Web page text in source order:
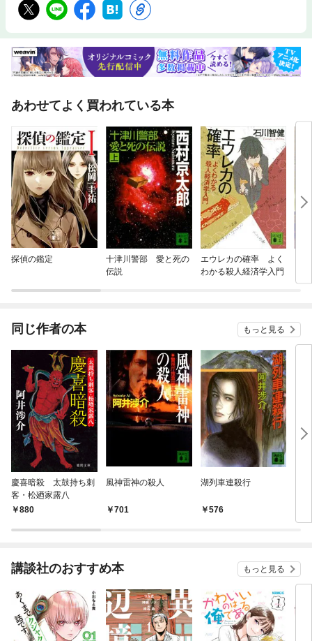
あわせてよく買われている本
探偵の鑑定
十津川警部 愛と死の
伝説
エウレカの確率 よく
わかる殺人経済学入門
同じ作者の本 もっと見る
慶喜暗殺 太鼓持ち刺
客・松廼家露八
880
風神雷神の殺人
701
湖列車連殺行
576
講談社のおすすめ本 もっと見る